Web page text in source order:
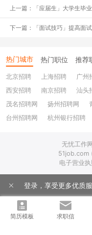
票、复印等等，而这些工
这时作为实习生的你出现了
所以有一些企业就会招聘实
这样的“杂事”自然也不值
但也不是每个企业都如此。
招的面试机会，甚至还有
但即便如此，作为实习生的
因为企业对你不够了解，
力所能及的工作。
上一篇：「应届生」大学生毕
下一篇：「面试技巧」提高面
热门城市 热门职位 推荐
北京招聘 上海招聘 广州
西安招聘
南京招聘 汕头
茂名招聘网
扬州招聘网
台州招聘网
杭州银行招聘
上饶招聘网无忧工作
51job.com
电子营业
登录，享受更多优质
简历模板 求职信